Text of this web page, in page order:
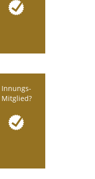
Innungs-
Mitglied?